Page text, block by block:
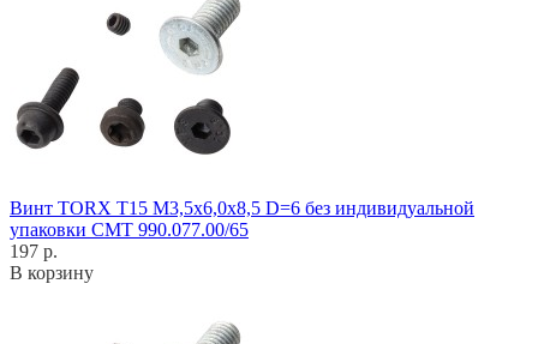
Винт TORX T15 M3,5x6,0x8,5 D=6 без индивидуальной
упаковки CMT 990.077.00/65
197 р.
В корзину